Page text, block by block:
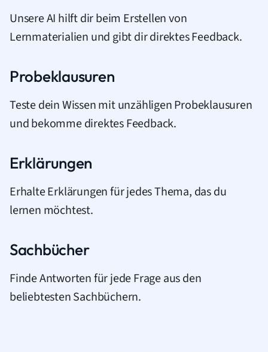
Unsere AI hilft dir beim Erstellen von
Lernmaterialien und gibt dir direktes Feedback.
Probeklausuren
Teste dein Wissen mit unzähligen Probeklausuren
und bekomme direktes Feedback.
Erklärungen
Erhalte Erklärungen für jedes Thema, das du
lernen möchtest.
Sachbücher
Finde Antworten für jede Frage aus den
beliebtesten Sachbüchern.